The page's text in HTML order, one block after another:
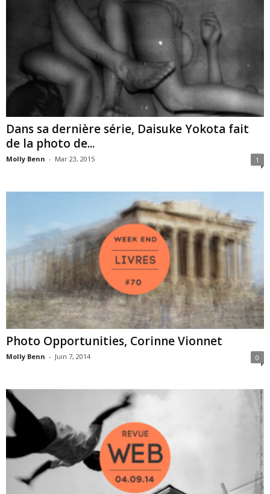
Dans sa dernière série, Daisuke Yokota fait
de la photo de...
Molly Benn - Mar 23, 2015 1
Photo Opportunities, Corinne Vionnet
Molly Benn - Juin 7, 2014 0